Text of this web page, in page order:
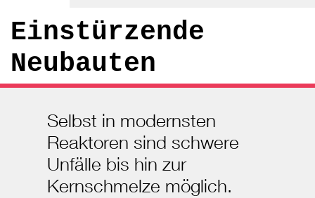
Einstürzende
Neubauten
Selbst in modernsten
Reaktoren sind schwere
Unfälle bis hin zur
Kernschmelze möglich.